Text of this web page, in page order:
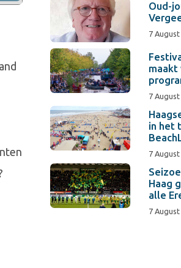
Oud-
7
maakt
7
in het
7
Haag
alle
7